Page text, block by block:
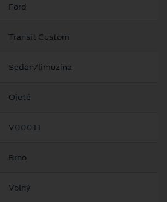
Ford
Transit Custom
Sedan/limuzína
Ojeté
V00011
Brno
Volný